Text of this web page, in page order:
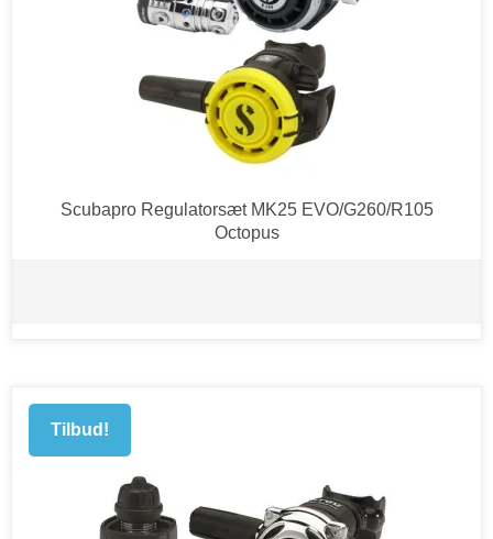
Scubapro Regulatorsæt MK25 EVO/G260/R105
Octopus
Tilbud!